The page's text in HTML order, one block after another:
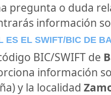
pregunta o duda
información
ES EL SWIFT/BIC DE
BIC/SWIFT de
información
y la localidad